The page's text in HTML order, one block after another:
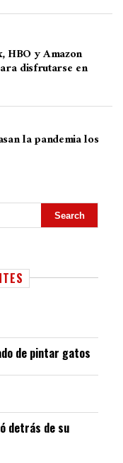
HBO y Amazon
disfrutarse en
la pandemia los
de pintar gatos
detrás de su